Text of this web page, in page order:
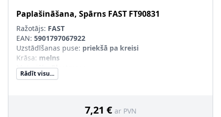
Paplašināšana, Spārns FAST FT90831
Ražotājs: FAST
EAN: 5901797067922
Uzstādīšanas puse: priekšā pa kreisi
Krāsa: melns
Materiāls:Plastmasa
Komponenti:
Rādīt visu...
7,21 € ar PVN